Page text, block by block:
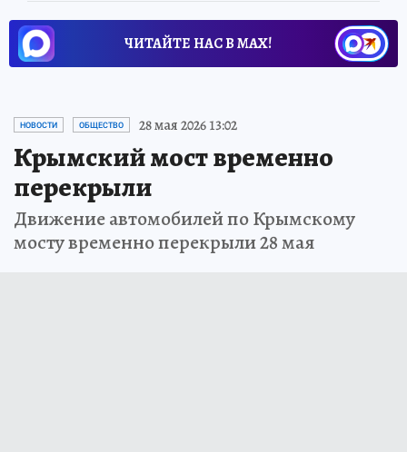
ЧИТАЙТЕ НАС В МАХ!
НОВОСТИ ОБЩЕСТВО 28 мая 2026 13:02
Крымский мост временно
перекрыли
Движение автомобилей по Крымскому
мосту временно перекрыли 28 мая